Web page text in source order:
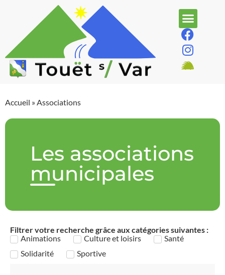
Accueil » Associations
Les associations
municipales
Filtrer votre recherche grâce aux catégories suivantes :
Animations
Culture et loisirs
Santé
Solidarité
Sportive